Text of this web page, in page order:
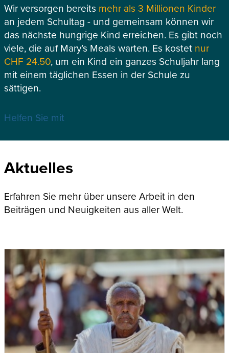
Wir versorgen bereits mehr als 3 Millionen Kinder
an jedem Schultag - und gemeinsam können wir
das nächste hungrige Kind erreichen. Es gibt noch
viele, die auf Mary’s Meals warten. Es kostet nur
CHF 24.50, um ein Kind ein ganzes Schuljahr lang
mit einem täglichen Essen in der Schule zu
sättigen.
Helfen Sie mit
Aktuelles
Erfahren Sie mehr über unsere Arbeit in den
Beiträgen und Neuigkeiten aus aller Welt.